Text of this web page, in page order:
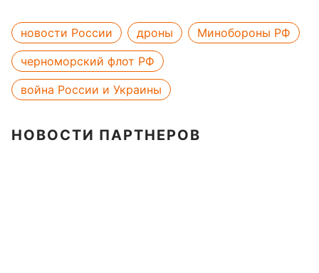
новости России дроны
Минобороны РФ
черноморский флот РФ
война России и Украины
НОВОСТИ ПАРТНЕРОВ